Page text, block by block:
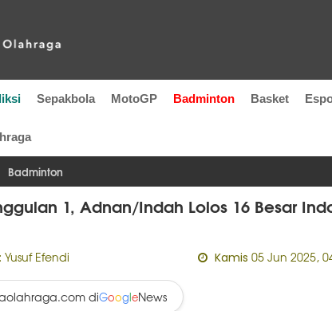
Sepakbola MotoGP Badminton Basket
Badminton
1, Adnan/Indah Lolos 16 Besar
Yusuf Efendi Kamis 05 Jun 2025,
diGoogleNews